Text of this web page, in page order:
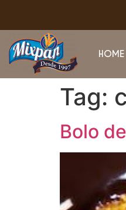
HOME
Tag:
Bolo